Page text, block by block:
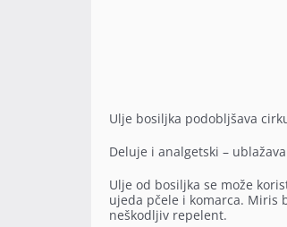
Ulje bosiljka podobljšava
Deluje i analgetski –
Ulje od bosiljka se može
ujeda pčele i komarca. Miris
neškodljiv repelent.